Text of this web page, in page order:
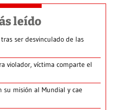
leído
ser desvinculado de las
violador, víctima comparte el
su misión al Mundial y cae